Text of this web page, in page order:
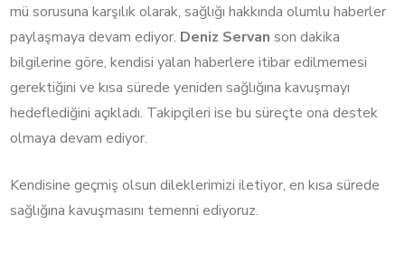
mü sorusuna karşılık olarak, sağlığı hakkında olumlu haberler
paylaşmaya devam ediyor. Deniz Servan son dakika
bilgilerine göre, kendisi yalan haberlere itibar edilmemesi
gerektiğini ve kısa sürede yeniden sağlığına kavuşmayı
hedeflediğini açıkladı. Takipçileri ise bu süreçte ona destek
olmaya devam ediyor.
Kendisine geçmiş olsun dileklerimizi iletiyor, en kısa sürede
sağlığına kavuşmasını temenni ediyoruz.